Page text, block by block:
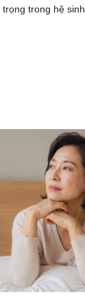
trong hệ